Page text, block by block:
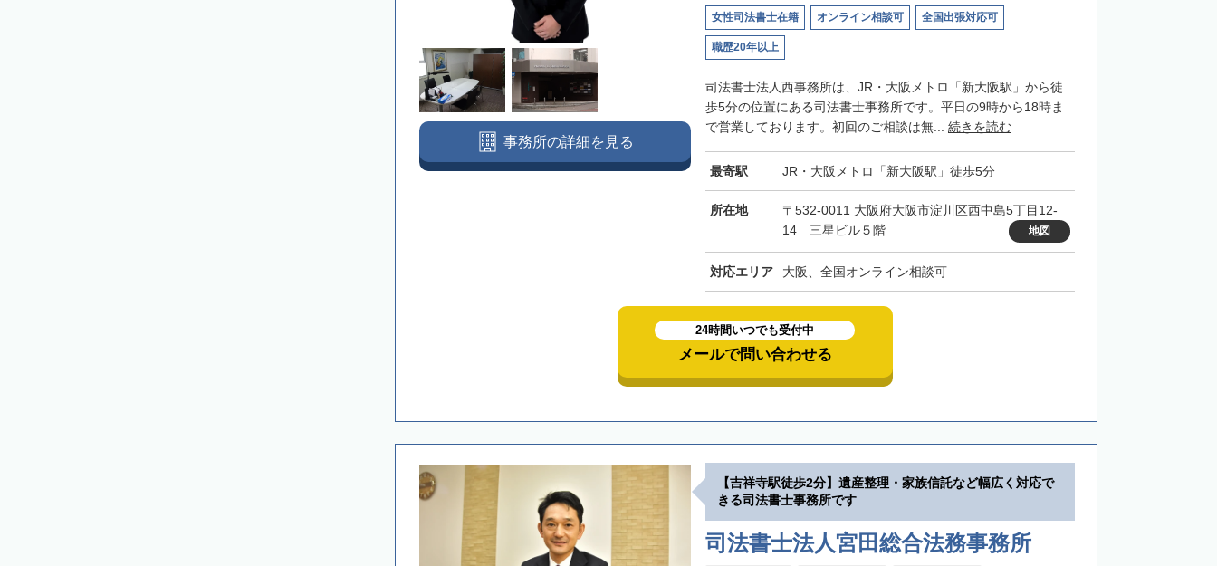
女性司法書士在籍 オンライン相談可 全国出張対応可
職歴20年以上
司法書士法人西事務所は、JR・大阪メトロ「新大阪駅」から徒
歩5分の位置にある司法書士事務所です。平日の9時から18時ま
で営業しております。初回のご相談は無... 続きを読む
最寄駅 JR・大阪メトロ「新大阪駅」徒歩5分
所在地
〒532-0011 大阪府大阪市淀川区西中島5丁目12-
14 三星ビル５階
地図
対応エリア 大阪、全国オンライン相談可
事務所の詳細を見る
24時間いつでも受付中
メールで問い合わせる
【吉祥寺駅徒歩2分】遺産整理・家族信託など幅広く対応で
きる司法書士事務所です
司法書士法人宮田総合法務事務所